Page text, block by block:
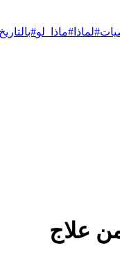
#لماذا #ماذا_لو#بالتاريخ
علاج